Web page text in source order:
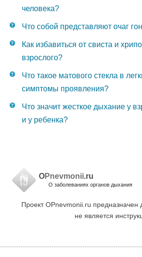
человека?
Что собой представляют очаг
Как избавиться от свиста и
взрослого?
Что такое матового стекла в
симптомы проявления?
Что значит жесткое дыхание у
и у ребенка?
OPnevmonii.ru
О заболеваниях органов дыхания
Проект OPnevmonii.ru предназначен
не является